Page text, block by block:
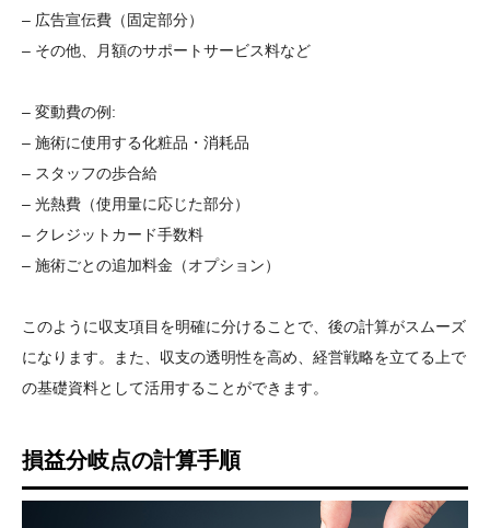
– 広告宣伝費（固定部分）
– その他、月額のサポートサービス料など
– 変動費の例:
– 施術に使用する化粧品・消耗品
– スタッフの歩合給
– 光熱費（使用量に応じた部分）
– クレジットカード手数料
– 施術ごとの追加料金（オプション）
このように収支項目を明確に分けることで、後の計算がスムーズ
になります。また、収支の透明性を高め、経営戦略を立てる上で
の基礎資料として活用することができます。
損益分岐点の計算手順